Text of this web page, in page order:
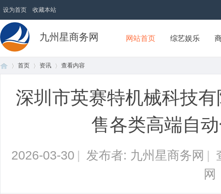
设为首页 收藏本站
九州星商务网 网站首页 综艺娱乐
首页 资讯 查看内容
深圳市英赛特机械科技
售各类高端自
2026-03-30 | 发布者: 九州星商务网 |
网